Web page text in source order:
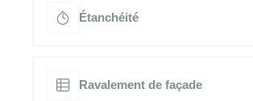
Étanchéité
Ravalement de façade